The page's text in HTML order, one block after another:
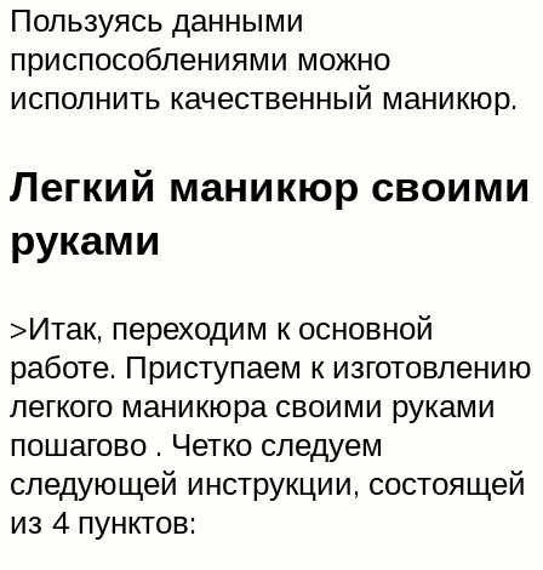
Пользуясь данными
приспособлениями можно
исполнить качественный маникюр.
Легкий маникюр своими
руками
>Итак, переходим к основной
работе. Приступаем к изготовлению
легкого маникюра своими руками
пошагово . Четко следуем
следующей инструкции, состоящей
из 4 пунктов: